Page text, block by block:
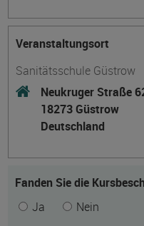
Veranstaltungsort
Sanitätsschule Güstrow
Neukruger Straße
18273 Güstrow
Deutschland
Fanden Sie die
Ja
Nein